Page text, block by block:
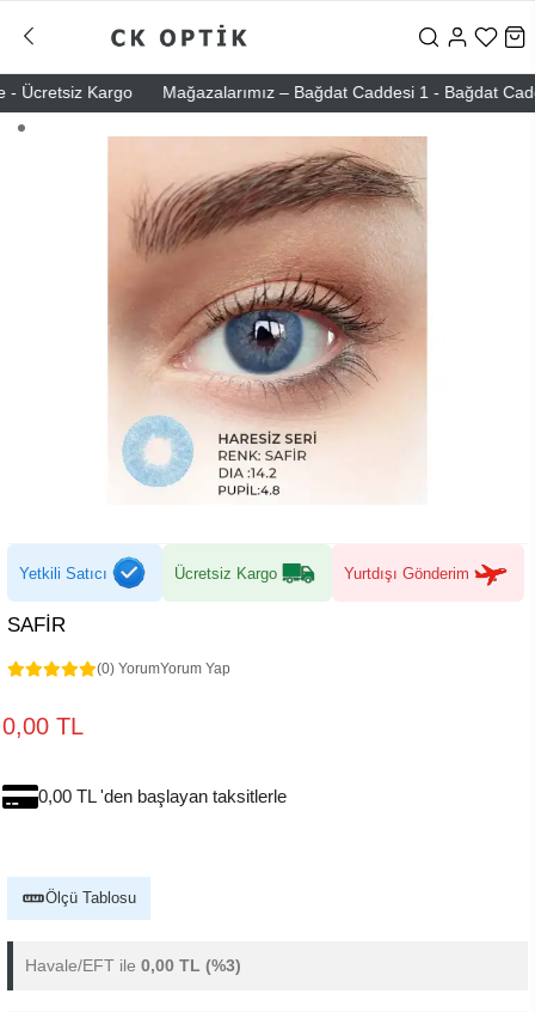
Kargo Mağazalarımız – Bağdat Caddesi 1 - Bağdat
Yetkili Satıcı Ücretsiz Kargo Yurtdışı Gönderim
SAFİR
(0) YorumYorum Yap
0,00 TL
0,00 TL 'den başlayan taksitlerle
Ölçü Tablosu
Havale/EFT ile 0,00 TL (%3)